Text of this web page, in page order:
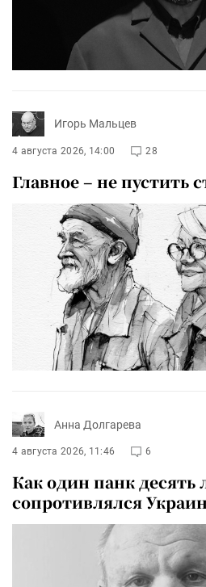
Игорь Мальцев
4 августа 2026, 14:00 28
Главное – не пустить
Анна Долгарева
4 августа 2026, 11:46 6
Как один панк десять
сопротивлялся